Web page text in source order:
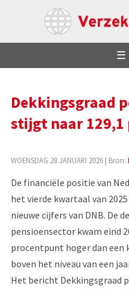
☰
Dekkingsgraad
stijgt naar 129,1
WOENSDAG 28 JANUARI 2026| Bron:
De financiële positie van
het vierde kwartaal van
nieuwe cijfers van DNB. De
pensioensector kwam eind
procentpunt hoger dan een
boven het niveau van een
Het bericht Dekkingsgraad